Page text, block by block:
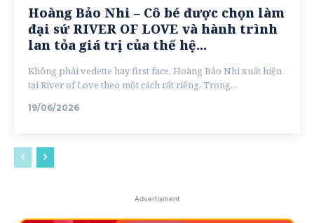
Hoàng Bảo Nhi – Cô bé được chọn làm
đại sứ RIVER OF LOVE và hành trình
lan tỏa giá trị của thế hệ...
Không phải vedette hay first face, Hoàng Bảo Nhi xuất hiện
tại River of Love theo một cách rất riêng. Trong...
19/06/2026
Advertisment